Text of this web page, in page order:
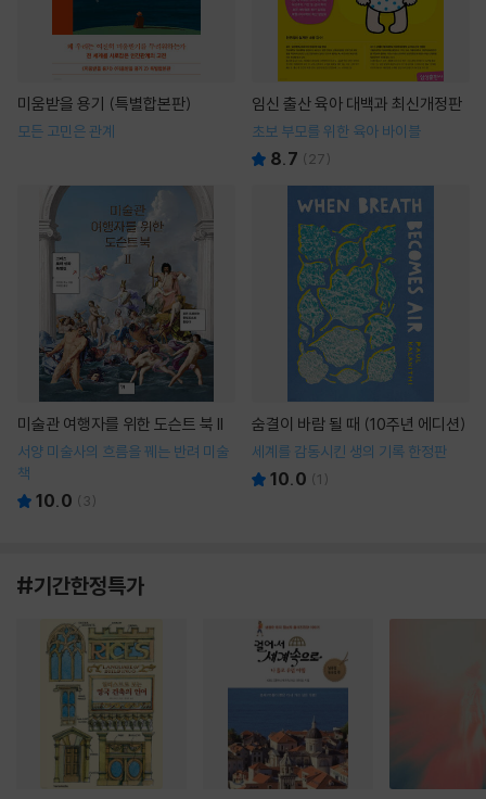
미움받을 용기 (특별합본판)
모든 고민은 관계
임신 출산 육아 대백과 최신개정판
초보 부모를 위한 육아 바이블
8.7 ( 27)
미술관 여행자를 위한 도슨트 북 II
서양 미술사의 흐름을 꿰는 반려 미술
책
10.0 ( 3)
숨결이 바람 될 때 (10주년 에디션)
세계를 감동시킨 생의 기록 한정판
10.0 (1 )
#기간한정특가